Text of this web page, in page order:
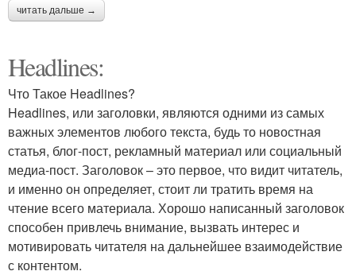
читать дальше →
Headlines:
Что Такое Headlines?
Headlines, или заголовки, являются одними из самых
важных элементов любого текста, будь то новостная
статья, блог-пост, рекламный материал или социальный
медиа-пост. Заголовок – это первое, что видит читатель,
и именно он определяет, стоит ли тратить время на
чтение всего материала. Хорошо написанный заголовок
способен привлечь внимание, вызвать интерес и
мотивировать читателя на дальнейшее взаимодействие
с контентом.